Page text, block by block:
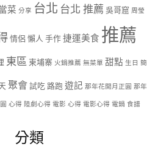
菜 分享 台北 台北 推薦 吳哥窟 周瑩
情侶 懶人 手作捷運美食 推薦
東區 柬埔寨 火鍋推薦 無菜單 甜點 生日 簡
聚會試吃 路跑遊記 那年花開月正圓 那年
心得 陸劇心得 電影 心得 電影心得 電鍋 食譜
分類